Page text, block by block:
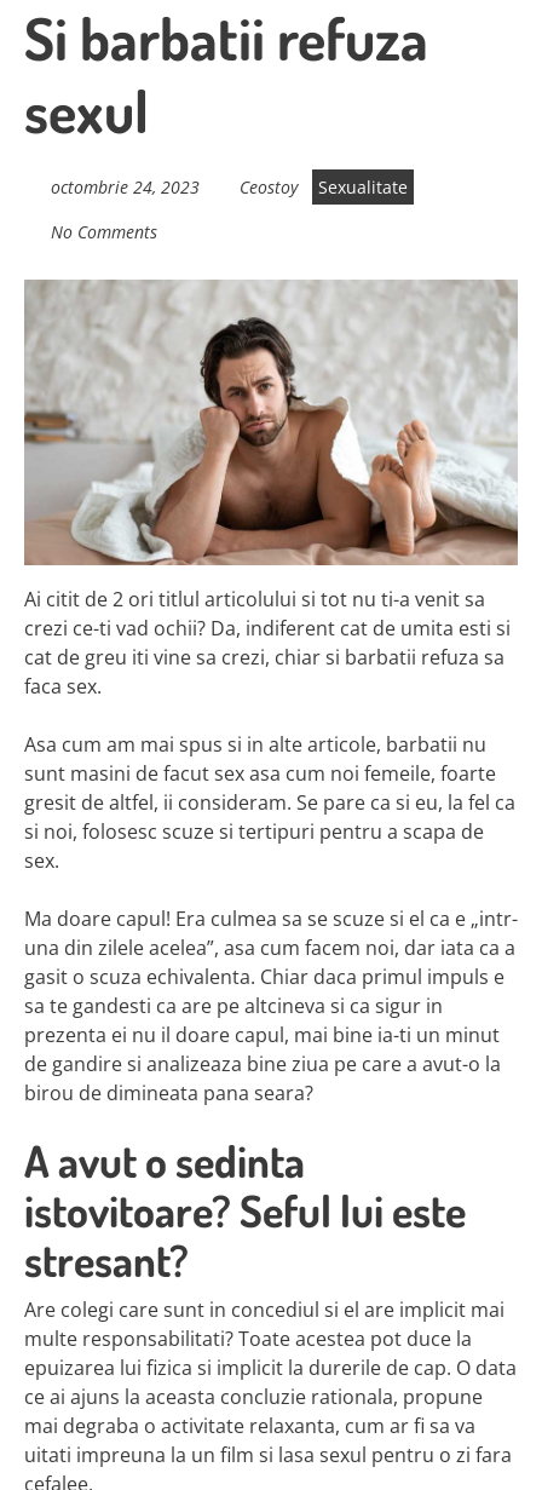
Si barbatii refuza
sexul
octombrie 24, 2023 Ceostoy
Sexualitate
No Comments
Ai citit de 2 ori titlul articolului si tot nu ti-a venit sa
crezi ce-ti vad ochii? Da, indiferent cat de umita esti si
cat de greu iti vine sa crezi, chiar si barbatii refuza sa
faca sex.
Asa cum am mai spus si in alte articole, barbatii nu
sunt masini de facut sex asa cum noi femeile, foarte
gresit de altfel, ii consideram. Se pare ca si eu, la fel ca
si noi, folosesc scuze si tertipuri pentru a scapa de
sex.
Ma doare capul! Era culmea sa se scuze si el ca e „intr-
una din zilele acelea”, asa cum facem noi, dar iata ca a
gasit o scuza echivalenta. Chiar daca primul impuls e
sa te gandesti ca are pe altcineva si ca sigur in
prezenta ei nu il doare capul, mai bine ia-ti un minut
de gandire si analizeaza bine ziua pe care a avut-o la
birou de dimineata pana seara?
A avut o sedinta
istovitoare? Seful lui este
stresant?
Are colegi care sunt in concediul si el are implicit mai
multe responsabilitati? Toate acestea pot duce la
epuizarea lui fizica si implicit la durerile de cap. O data
ce ai ajuns la aceasta concluzie rationala, propune
mai degraba o activitate relaxanta, cum ar fi sa va
uitati impreuna la un film si lasa sexul pentru o zi fara
cefalee.